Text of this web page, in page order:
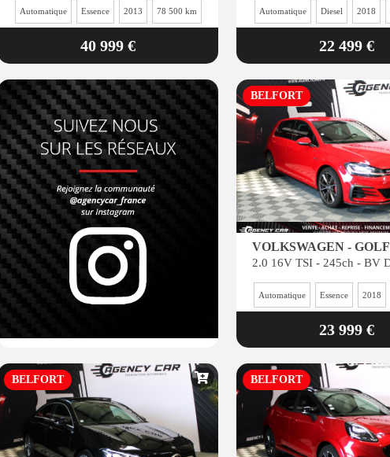
Automatique Essence 2013 78 500 km
40 999 €
Automatique Diesel 2018
22 499 €
BELFORT
VOLKSWAGEN - GOLF
Automatique Essence 2018
23 999 €
BELFORT BELFORT